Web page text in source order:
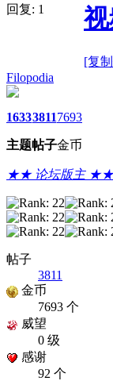
回复: 1
[复
Filopodia
1633
主题
3811
帖子
7693
金币
★★ 论坛版主 ★★
帖子
3811
金币
7693 个
威望
0 级
感谢
92 个